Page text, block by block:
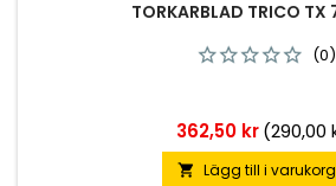
TORKARBLAD TRICO
(0)
Pris
362,50 kr(290,00
 Lägg till i